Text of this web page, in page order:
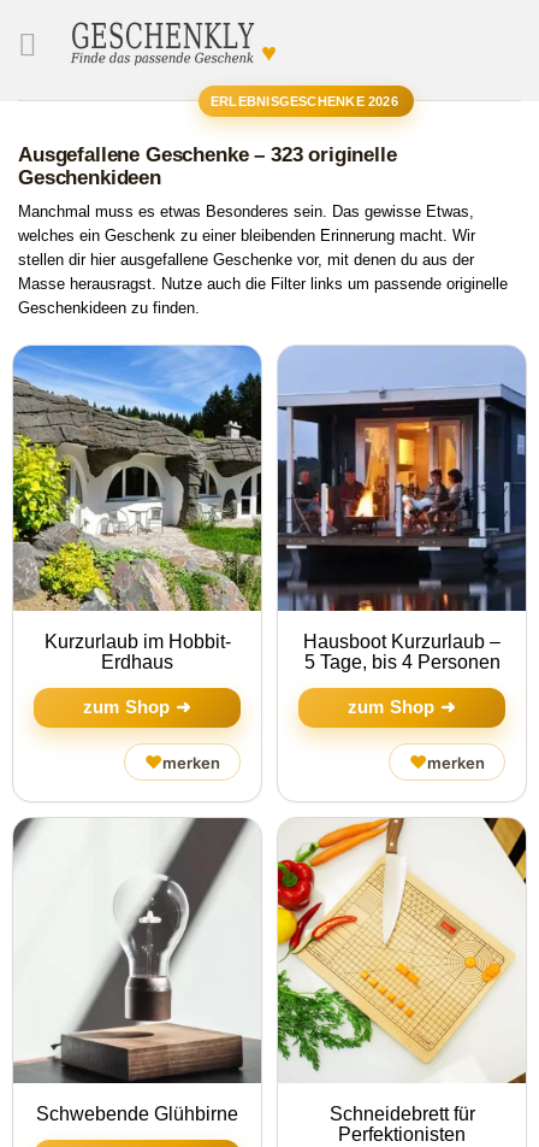
ERLEBNISGESCHENKE 2026
♥
Ausgefallene Geschenke – 323 originelle
Geschenkideen
Manchmal muss es etwas Besonderes sein. Das gewisse Etwas,
welches ein Geschenk zu einer bleibenden Erinnerung macht. Wir
stellen dir hier ausgefallene Geschenke vor, mit denen du aus der
Masse herausragst. Nutze auch die Filter links um passende originelle
Geschenkideen zu finden.
Kurzurlaub im Hobbit-
Erdhaus
zum Shop ➜
♥merken
Hausboot Kurzurlaub –
5 Tage, bis 4 Personen
zum Shop ➜
♥merken
Schwebende Glühbirne
Schneidebrett für
Perfektionisten